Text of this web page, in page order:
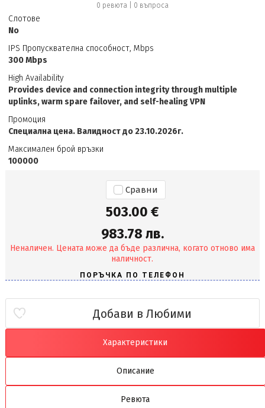
0 ревюта| 0 въпроса
Слотове
No
IPS Пропусквателна способност, Mbps
300 Mbps
High Availability
Provides device and connection integrity through multiple
uplinks, warm spare failover, and self-healing VPN
Промоция
Специална цена. Валидност до 23.10.2026г.
Максимален брой връзки
100000
Сравни
503.00 €
983.78 лв.
Неналичен. Цената може да бъде различна, когато отново има
наличност.
Добави в Любими
Характеристики
Описание
Ревюта